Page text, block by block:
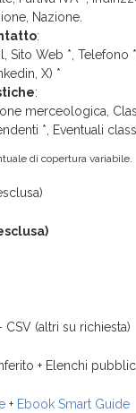
Nazione.
:
Sito Web *, Telefono
X) *
:
merceologica,
*, Eventuali
di copertura variabile.
CSV (altri su richiesta)
+ Elenchi
+ Ebook Smart Guide